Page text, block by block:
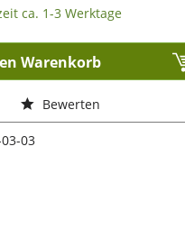
ca. 1-3 Werktage
Warenkorb
Bewerten
03